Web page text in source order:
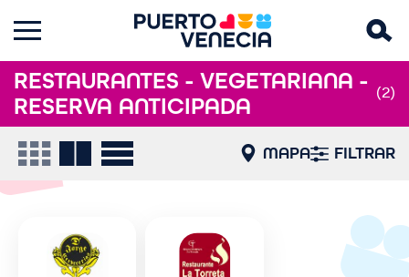
RESTAURANTES - VEGETARIANA -
RESERVA ANTICIPADA
(2)
MAPA FILTRAR